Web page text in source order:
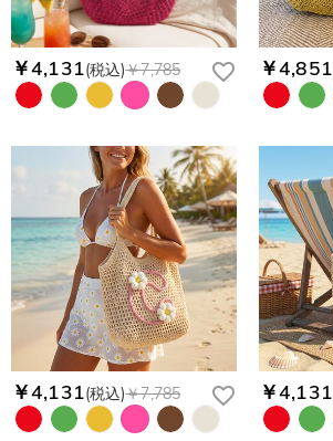
￥4,131(税込)￥7,785 ￥4,851
￥4,131(税込)￥7,785 ￥4,131